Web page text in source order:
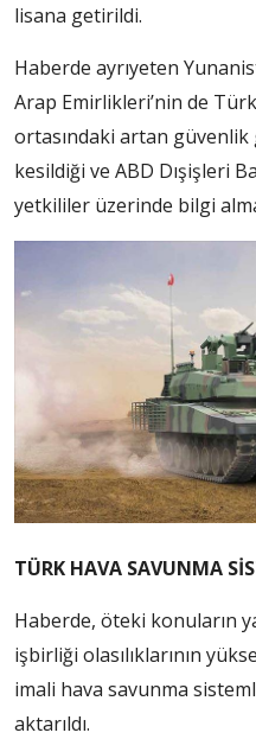
lisana getirildi.
Haberde ayrıyeten
Arap Emirlikleri’nin de
ortasındaki artan
kesildiği ve ABD Dışişleri
yetkililer üzerinde bilgi
TÜRK HAVA SAVUNMA
Haberde, öteki konuların
işbirliği olasılıklarının
imali hava savunma
aktarıldı.